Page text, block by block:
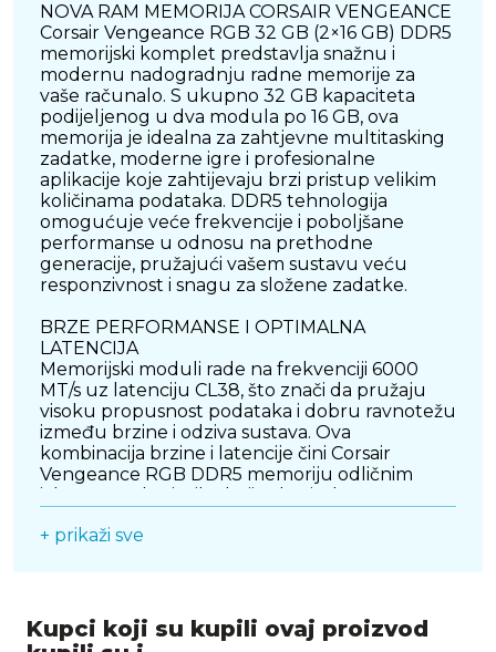
NOVA RAM MEMORIJA CORSAIR VENGEANCE
Corsair Vengeance RGB 32 GB (2×16 GB) DDR5
memorijski komplet predstavlja snažnu i
modernu nadogradnju radne memorije za
vaše računalo. S ukupno 32 GB kapaciteta
podijeljenog u dva modula po 16 GB, ova
memorija je idealna za zahtjevne multitasking
zadatke, moderne igre i profesionalne
aplikacije koje zahtijevaju brzi pristup velikim
količinama podataka. DDR5 tehnologija
omogućuje veće frekvencije i poboljšane
performanse u odnosu na prethodne
generacije, pružajući vašem sustavu veću
responzivnost i snagu za složene zadatke.
BRZE PERFORMANSE I OPTIMALNA
LATENCIJA
Memorijski moduli rade na frekvenciji 6000
MT/s uz latenciju CL38, što znači da pružaju
visoku propusnost podataka i dobru ravnotežu
između brzine i odziva sustava. Ova
kombinacija brzine i latencije čini Corsair
Vengeance RGB DDR5 memoriju odličnim
velikim datotekama, video obradom ili
Pored performansi, ovaj memorijski kit se ističe i
vizualno zahvaljujući RGB osvjetljenju koje se
+ prikaži sve
Kupci koji su kupili ovaj proizvod